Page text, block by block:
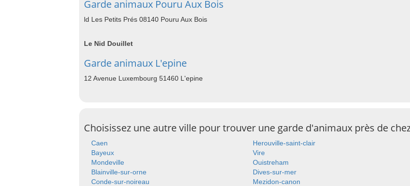
Garde animaux Pouru Aux Bois
ld Les Petits Prés 08140 Pouru Aux Bois
Le Nid Douillet
Garde animaux L'epine
12 Avenue Luxembourg 51460 L'epine
Choisissez une autre ville pour trouver une garde d'animaux près de
Caen Herouville-saint-clair
Bayeux
Vire
Mondeville
Ouistreham
Blainville-sur-orne
Dives-sur-mer
Conde-sur-noireau
Mezidon-canon